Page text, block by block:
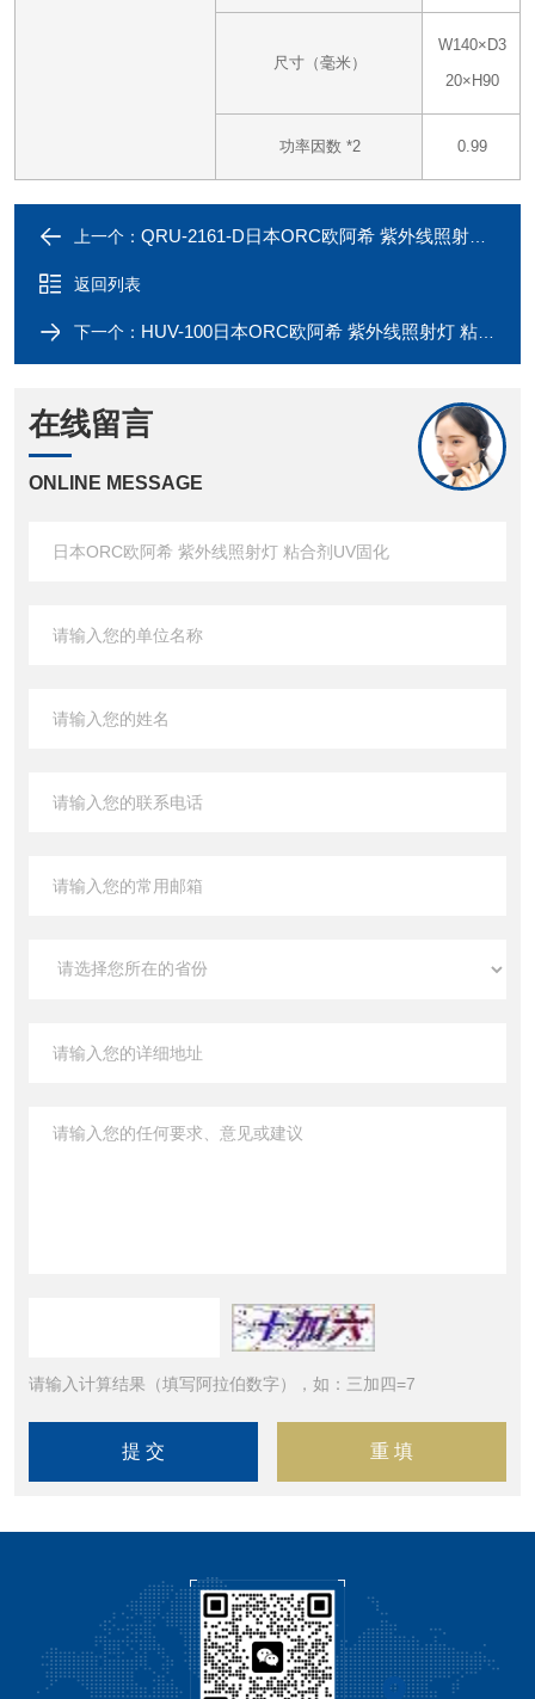
尺寸（毫米）
W140×D3
20×H90
功率因数 *2 0.99
上一个： QRU-2161-D日本ORC欧阿希 紫外线照射灯 粘合剂UV固化
返回列表
下一个： HUV-100日本ORC欧阿希 紫外线照射灯 粘合剂UV固化
在线留言
ONLINE MESSAGE
请输入计算结果（填写阿拉伯数字），如：三加四=7